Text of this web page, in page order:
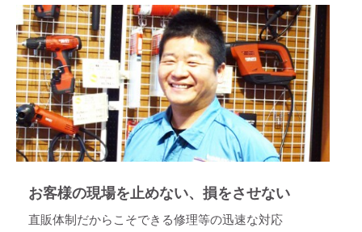
お客様の現場を止めない、損をさせない
直販体制だからこそできる修理等の迅速な対応